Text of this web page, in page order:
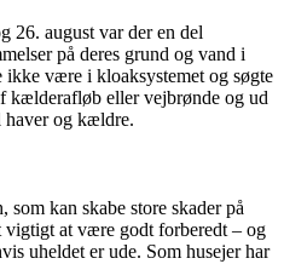
26. august var der en del
på deres grund og vand i
være i kloaksystemet og søgte
kælderafløb eller vejbrønde og ud
haver og kældre.
kan skabe store skader på
at være godt forberedt – og
uheldet er ude. Som husejer har